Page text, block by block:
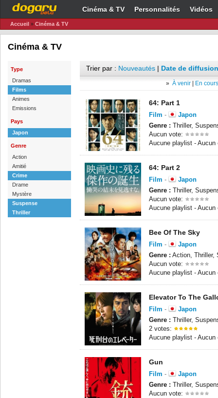
Cinéma & TV Personnalités Vidéos
Accueil » Cinéma & TV
Cinéma & TV
Type
Dramas
Films
Animes
Emissions
Pays
Japon
Genre
Action
Amitié
Crime
Drame
Mystère
Suspense
Thriller
Trier par : Nouveautés | Date de
» À venir En
64: Part 1
Film -
Japon
Genre : Thriller,
Aucun vote:
Aucune playlist - Aucun
64: Part 2
Film -
Japon
Genre : Thriller,
Aucun vote:
Aucune playlist - Aucun
Bee Of The Sky
Film -
Japon
Genre : Action, Thriller,
Aucun vote:
Aucune playlist - Aucun
Elevator To The
Film -
Japon
Genre : Thriller,
2 votes:
Aucune playlist - Aucun
Gun
Film -
Japon
Genre : Thriller,
Aucun vote: